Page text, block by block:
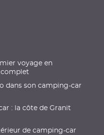
voyage en
dans son camping-car
: la côte de Granit
de camping-car